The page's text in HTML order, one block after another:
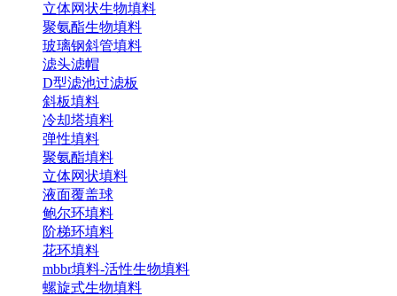
立体网状生物填料
聚氨酯生物填料
玻璃钢斜管填料
滤头滤帽
D型滤池过滤板
斜板填料
冷却塔填料
弹性填料
聚氨酯填料
立体网状填料
液面覆盖球
鲍尔环填料
阶梯环填料
花环填料
mbbr填料-活性生物填料
螺旋式生物填料